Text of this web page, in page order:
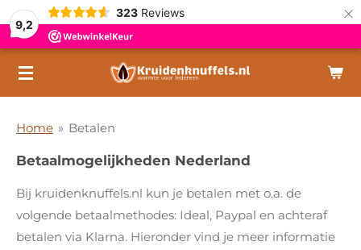
9,2
323 Reviews ×
Home » Betalen
Betaalmogelijkheden Nederland
Bij kruidenknuffels.nl kun je betalen met o.a. de
volgende betaalmethodes: Ideal, Paypal en achteraf
betalen via Klarna. Hieronder vind je meer informatie